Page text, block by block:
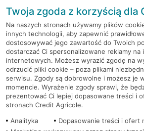
RODO
Regulamin serwisu
Mapa serwisu
PolitykaCookies
Twoja zgoda z korzyścią dla
Na naszych stronach używamy plików
innych technologii, aby zapewnić
dostosowywać jego zawartość do Twoich
dostarczać Ci spersonalizowane reklamy na
internetowych. Możesz wyrazić zgodę na
odrzucić pliki cookie – poza plikami
serwisu. Zgody są dobrowolne i możesz je
momencie. Wyrażenie zgody sprawi, że
prezentować Ci lepiej dopasowane treści i
stronach Credit Agricole.
Analityka
Dopasowanie treści i ofert